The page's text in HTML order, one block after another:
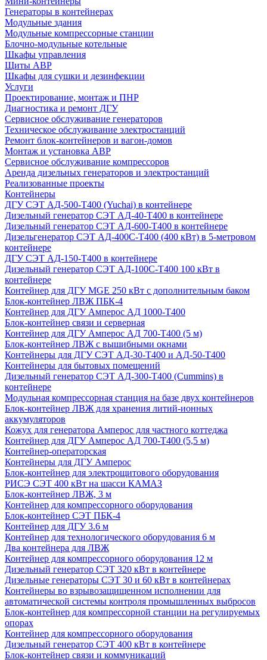
Генераторы в контейнерах
Модульные здания
Модульные компрессорные станции
Блочно-модульные котельные
Шкафы управления
Щиты АВР
Шкафы для сушки и дезинфекции
Услуги
Проектирование, монтаж и ПНР
Диагностика и ремонт ДГУ
Сервисное обслуживание генераторов
Техническое обслуживание электростанций
Ремонт блок-контейнеров и вагон-домов
Монтаж и установка АВР
Сервисное обслуживание компрессоров
Аренда дизельных генераторов и электростанций
Реализованные проекты
Контейнеры
ДГУ СЭТ АД-500-Т400 (Yuchai) в контейнере
Дизельный генератор СЭТ АД-40-Т400 в контейнере
Дизельный генератор СЭТ АД-600-Т400 в контейнере
Дизельгенератор СЭТ АД-400С-Т400 (400 кВт) в 5-метровом
контейнере
ДГУ СЭТ АД-150-Т400 в контейнере
Дизельный генератор СЭТ АД-100С-Т400 100 кВт в
контейнере
Контейнер для ДГУ MGE 250 кВт с дополнительным баком
Блок-контейнер ЛВЖ ПБК-4
Контейнер для ДГУ Амперос АД 1000-Т400
Блок-контейнер связи и серверная
Контейнер для ДГУ Амперос АД 700-Т400 (5 м)
Блок-контейнер ЛВЖ с вышибными окнами
Контейнеры для ДГУ СЭТ АД-30-Т400 и АД-50-Т400
Контейнеры для бытовых помещений
Дизельный генератор СЭТ АД-300-Т400 (Cummins) в
контейнере
Модульная компрессорная станция на базе двух контейнеров
Блок-контейнер ЛВЖ для хранения литий-ионных
аккумуляторов
Кожух для генератора Амперос для частного коттеджа
Контейнер для ДГУ Амперос АД 700-Т400 (5,5 м)
Контейнер-операторская
Контейнеры для ДГУ Амперос
Блок-контейнер для электрощитового оборудования
РИСЭ СЭТ 400 кВт на шасси КАМАЗ
Блок-контейнер ЛВЖ, 3 м
Контейнер для компрессорного оборудования
Блок-контейнер СЭТ ПБК-4
Контейнер для ДГУ 3.6 м
Контейнер для технологического оборудования 6 м
Два контейнера для ЛВЖ
Контейнер для компрессорного оборудования 12 м
Дизельный генератор СЭТ 320 кВт в контейнере
Дизельные генераторы СЭТ 30 и 60 кВт в контейнерах
Контейнеры во взрывозащищенном исполнении для
автоматической системы контроля промышленных выбросов
Блок-контейнер для компрессорной станции на регулируемых
опорах
Контейнер для компрессорного оборудования
Дизельный генератор СЭТ 400 кВт в контейнере
Блок-контейнер связи и коммуникаций